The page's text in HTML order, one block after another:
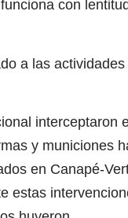
con
a las
interceptaron
y municiones
en Canapé-
estas